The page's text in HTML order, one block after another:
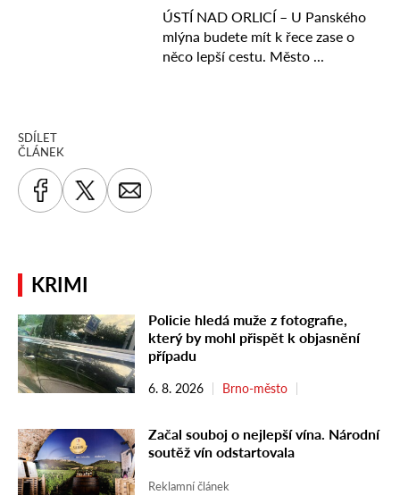
SDÍLET
ČLÁNEK
KRIMI
Policie hledá muže z fotografie,
který by mohl přispět k objasnění
případu
6. 8. 2026 Brno-město
Začal souboj o nejlepší vína. Národní
soutěž vín odstartovala
Reklamní článek